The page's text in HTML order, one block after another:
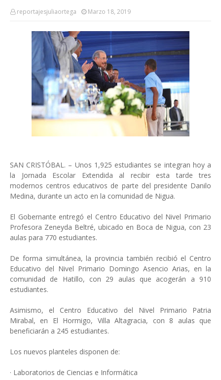
reportajesjuliaortega Marzo 18, 2019
SAN CRISTÓBAL. – Unos 1,925 estudiantes se integran hoy a
la Jornada Escolar Extendida al recibir esta tarde tres
modernos centros educativos de parte del presidente Danilo
Medina, durante un acto en la comunidad de Nigua.
El Gobernante entregó el Centro Educativo del Nivel Primario
Profesora Zeneyda Beltré, ubicado en Boca de Nigua, con 23
aulas para 770 estudiantes.
De forma simultánea, la provincia también recibió el Centro
Educativo del Nivel Primario Domingo Asencio Arias, en la
comunidad de Hatillo, con 29 aulas que acogerán a 910
estudiantes.
Asimismo, el Centro Educativo del Nivel Primario Patria
Mirabal, en El Hormigo, Villa Altagracia, con 8 aulas que
beneficiarán a 245 estudiantes.
Los nuevos planteles disponen de:
· Laboratorios de Ciencias e Informática